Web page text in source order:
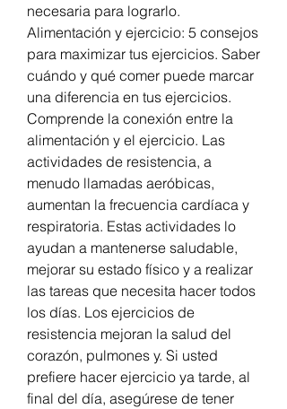
necesaria para lograrlo.
Alimentación y ejercicio: 5 consejos
para maximizar tus ejercicios. Saber
cuándo y qué comer puede marcar
una diferencia en tus ejercicios.
Comprende la conexión entre la
alimentación y el ejercicio. Las
actividades de resistencia, a
menudo llamadas aeróbicas,
aumentan la frecuencia cardíaca y
respiratoria. Estas actividades lo
ayudan a mantenerse saludable,
mejorar su estado físico y a realizar
las tareas que necesita hacer todos
los días. Los ejercicios de
resistencia mejoran la salud del
corazón, pulmones y. Si usted
prefiere hacer ejercicio ya tarde, al
final del día, asegúrese de tener